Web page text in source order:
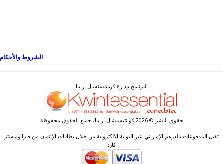
الشروط والأحكام
البرنامج بإدارة كوينتيسنشال ارابيا
حقوق النشر © 2026 كوينتيسنشال ارابيا، جميع الحقوق محفوظة
تقبل المدفوعات بالدرهم الإماراتي عبر البوابة الالكترونية من خلال بطاقات الإئتمان من فيزا وماستر
كارد